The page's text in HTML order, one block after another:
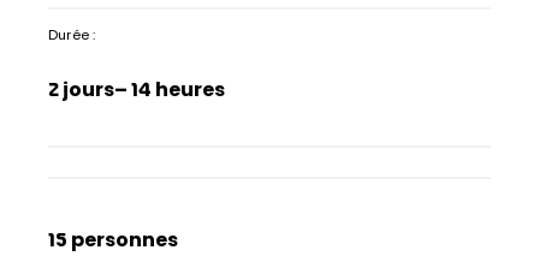
Durée :
2 jours– 14 heures
15 personnes